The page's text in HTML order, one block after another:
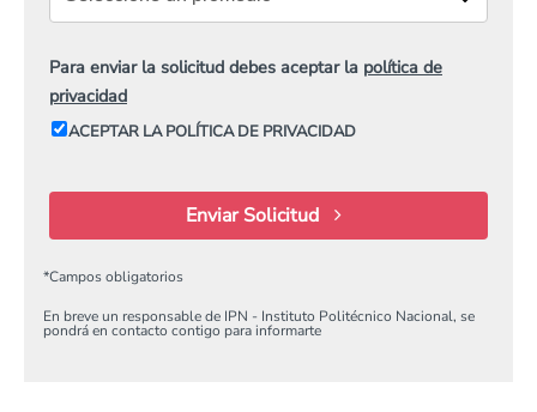
Para enviar la solicitud debes aceptar la política de
privacidad
ACEPTAR LA POLÍTICA DE PRIVACIDAD
Enviar Solicitud
*Campos obligatorios
En breve un responsable de IPN - Instituto Politécnico Nacional, se
pondrá en contacto contigo para informarte